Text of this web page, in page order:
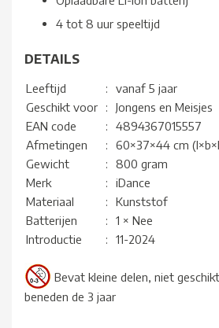
4 tot 8 uur speeltijd
DETAILS
Leeftijd :
vanaf 5 jaar
Geschikt voor
:
Jongens en Meisjes
EAN code
:
4894367015557
Afmetingen
:
60×37×44 cm
Gewicht
:
800 gram
Merk
:
iDance
Materiaal
:
Kunststof
Batterijen
:
1 × Nee
Introductie
: 11-2024
Bevat kleine delen, niet
beneden de 3 jaar